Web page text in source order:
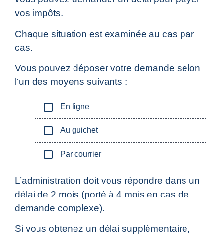
vos impôts.
Chaque situation est examinée au cas par
cas.
Vous pouvez déposer votre demande selon
l'un des moyens suivants :
check_box_outline_blank En ligne
check_box_outline_blank Au guichet
check_box_outline_blank Par courrier
L’administration doit vous répondre dans un
délai de 2 mois (porté à 4 mois en cas de
demande complexe).
Si vous obtenez un délai supplémentaire,